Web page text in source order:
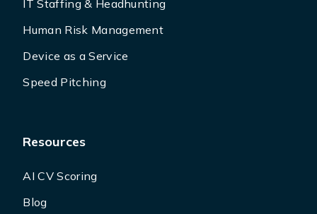
IT Staffing & Headhunting
Human Risk Management
Device as a Service
Speed Pitching
Resources
AI CV Scoring
Blog